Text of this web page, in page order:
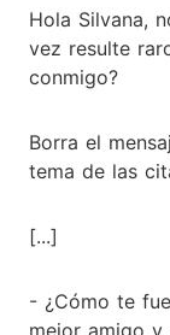
Hola Silvana,
vez resulte
conmigo?
Borra el
tema de las
[...]
- ¿Cómo te
mejor amigo